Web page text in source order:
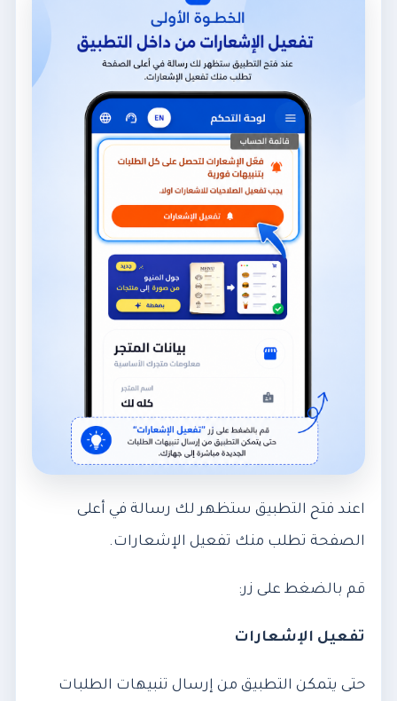
اعند فتح التطبيق ستظهر لك رسالة في أعلى
الصفحة تطلب منك تفعيل الإشعارات.
قم بالضغط على زر:
تفعيل الإشعارات
حتى يتمكن التطبيق من إرسال تنبيهات الطلبات